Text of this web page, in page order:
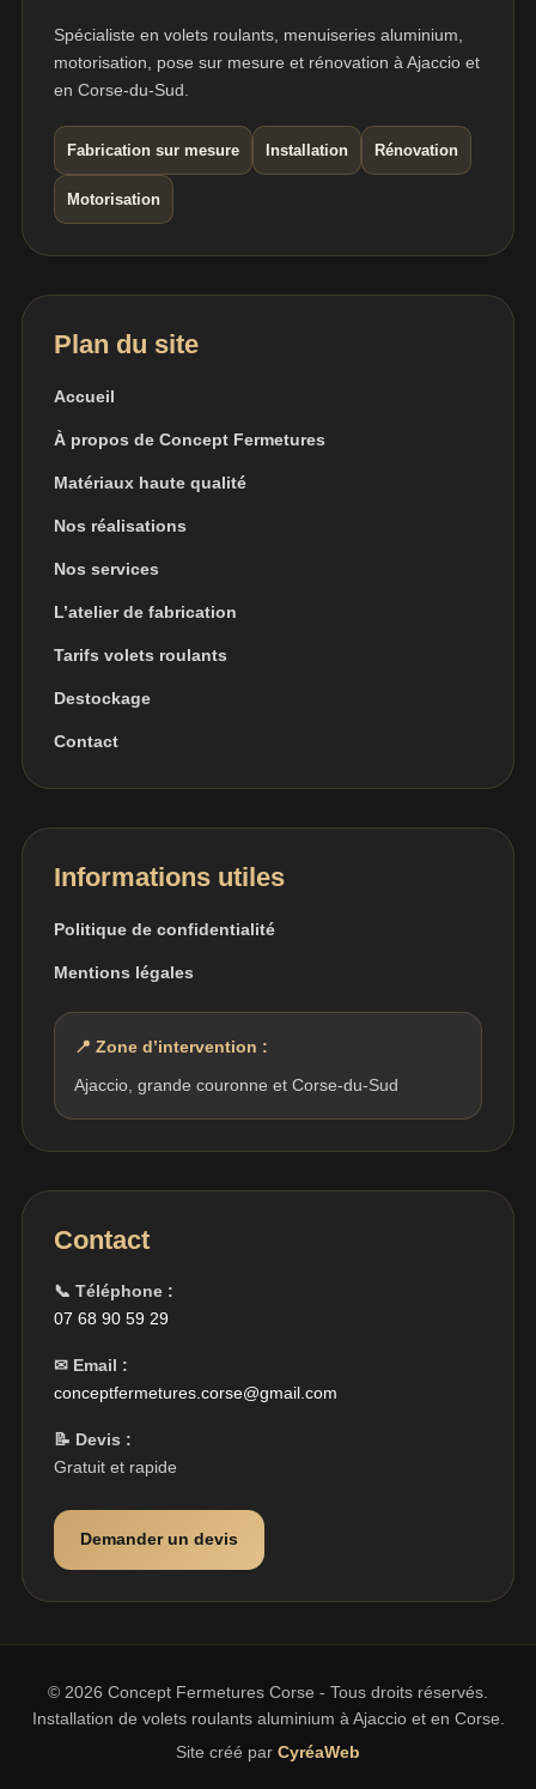
Spécialiste en volets roulants, menuiseries aluminium,
motorisation, pose sur mesure et rénovation à Ajaccio et
en Corse-du-Sud.
Fabrication sur mesure Installation Rénovation
Motorisation
Plan du site
Accueil
À propos de Concept Fermetures
Matériaux haute qualité
Nos réalisations
Nos services
L’atelier de fabrication
Tarifs volets roulants
Destockage
Contact
Informations utiles
Politique de confidentialité
Mentions légales
📍 Zone d’intervention :
Ajaccio, grande couronne et Corse-du-Sud
Contact
📞 Téléphone :
07 68 90 59 29
✉ Email :
conceptfermetures.corse@gmail.com
📝 Devis :
Gratuit et rapide
Demander un devis
© 2026 Concept Fermetures Corse - Tous droits réservés.
Installation de volets roulants aluminium à Ajaccio et en Corse.
Site créé par CyréaWeb